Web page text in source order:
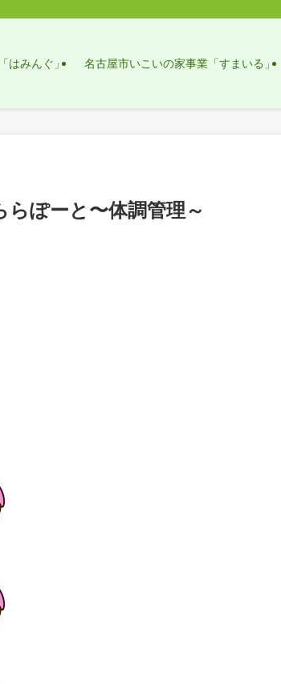
はみんぐ」 名古屋市いこいの家事業「すまいる」
らぽーと〜体調管理～